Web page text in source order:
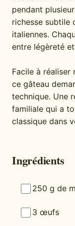
pendant
richesse subtile
italiennes.
entre légèreté
Facile à réaliser
ce gâteau
technique. Une
familiale qui a
classique dans
Ingrédients
250 g de
3 œufs